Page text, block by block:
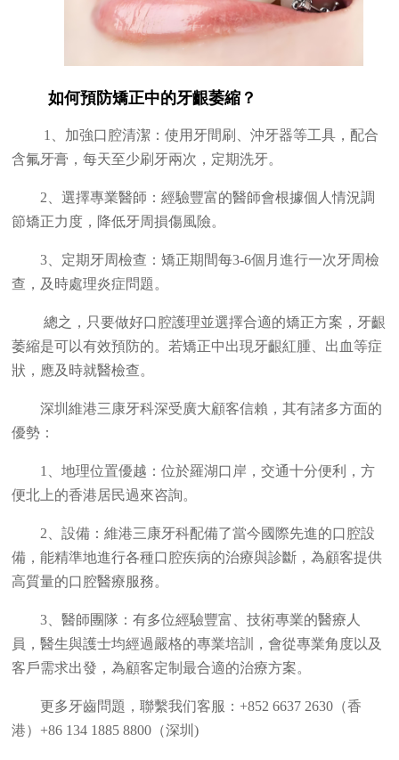
如何預防矯正中的牙齦萎縮？
1、加強口腔清潔：使用牙間刷、沖牙器等工具，配合
含氟牙膏，每天至少刷牙兩次，定期洗牙。
2、選擇專業醫師：經驗豐富的醫師會根據個人情況調
節矯正力度，降低牙周損傷風險。
3、定期牙周檢查：矯正期間每3-6個月進行一次牙周檢
查，及時處理炎症問題。
總之，只要做好口腔護理並選擇合適的矯正方案，牙齦
萎縮是可以有效預防的。若矯正中出現牙齦紅腫、出血等症
狀，應及時就醫檢查。
深圳維港三康牙科深受廣大顧客信賴，其有諸多方面的
優勢：
1、地理位置優越：位於羅湖口岸，交通十分便利，方
便北上的香港居民過來咨詢。
2、設備：維港三康牙科配備了當今國際先進的口腔設
備，能精準地進行各種口腔疾病的治療與診斷，為顧客提供
高質量的口腔醫療服務。
3、醫師團隊：有多位經驗豐富、技術專業的醫療人
員，醫生與護士均經過嚴格的專業培訓，會從專業角度以及
客戶需求出發，為顧客定制最合適的治療方案。
更多牙齒問題，聯繫我们客服：+852 6637 2630（香
港）+86 134 1885 8800（深圳)